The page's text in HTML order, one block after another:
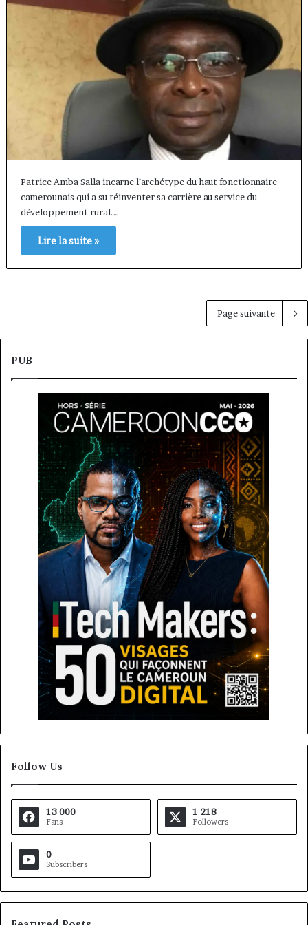
Patrice Amba Salla incarne l’archétype du haut fonctionnaire
camerounais qui a su réinventer sa carrière au service du
développement rural.…
Lire la suite »
Page suivante
PUB
Follow Us
13 000
Fans
1 218
Followers
0
Subscribers